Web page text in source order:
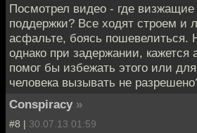
Посмотрел видео - где
поддержки? Все ходят строем и
асфальте, боясь пошевелиться.
однако при задержании,
помог бы избежать этого или
человека вызывать не
Conspiracy »
#8 | 30.07.13 01:59